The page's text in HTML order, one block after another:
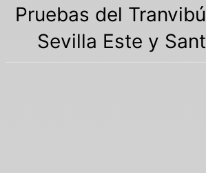
Pruebas del
Sevilla Este y